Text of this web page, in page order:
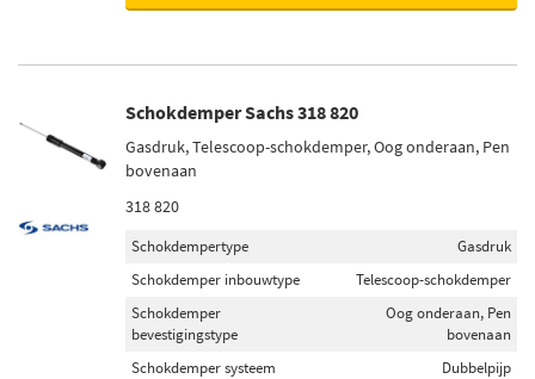
Schokdemper Sachs 318 820
Gasdruk, Telescoop-schokdemper, Oog onderaan, Pen
bovenaan
318 820
Schokdempertype
Gasdruk
Schokdemper inbouwtype
Telescoop-schokdemper
Schokdemper
bevestigingstype
Oog onderaan, Pen
bovenaan
Schokdemper systeem
Dubbelpijp